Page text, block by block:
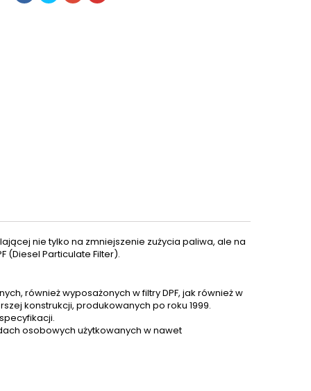
nie tylko na zmniejszenie zużycia paliwa, ale na
(Diesel Particulate Filter).
również wyposażonych w filtry DPF, jak również w
konstrukcji, produkowanych po roku 1999.
osobowych użytkowanych w nawet